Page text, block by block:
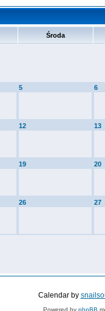
Środa
5 6
12 13
19 20
26 27
Calendar by
Powered by phpBB